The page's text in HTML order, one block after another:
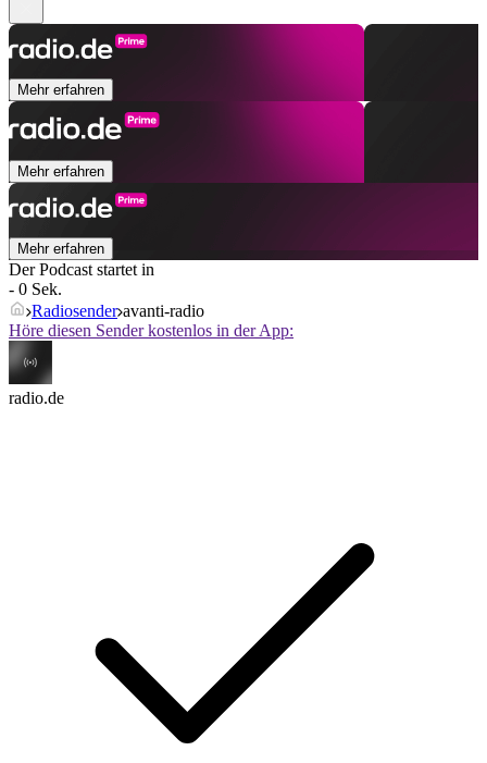
Mehr erfahren
Mehr erfahren
Mehr erfahren
Der Podcast startet in
- 0 Sek.
Radiosender avanti-radio
Höre diesen Sender kostenlos in der App:
radio.de